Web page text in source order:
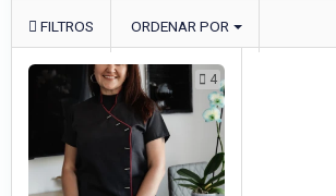
FILTROS ORDENAR POR
4